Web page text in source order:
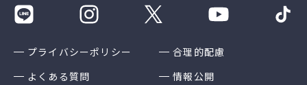
プライバシーポリシー
合理的配慮
よくある質問
情報公開